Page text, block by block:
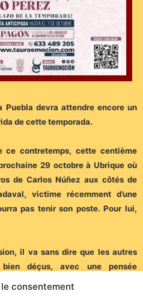
consentement
Puebla devra attendre encore un
de cette temporada.
ce contretemps, cette centième
29 octobre à Ubrique où
de Carlos Núñez aux côtés de
victime récemment d’une
pas tenir son poste. Pour lui,
il va sans dire que les autres
déçus, avec une pensée
Pérez qui comptait certainement